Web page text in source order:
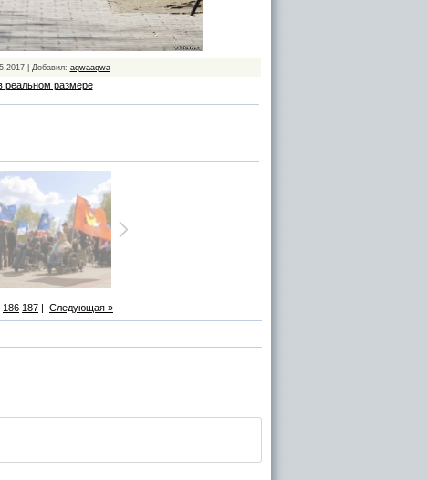
| Добавил: aqwaaqwa
реальном размере
186 187 | Следующая »